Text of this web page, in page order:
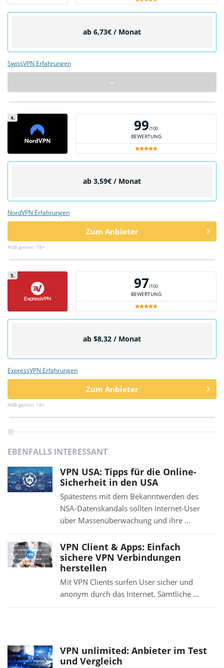
ab 6,73€ / Monat
SwissVPN Erfahrungen
–
4. 99/100
BEWERTUNG
ab 3,59€ / Monat
NordVPN Erfahrungen
Zum Anbieter
AGB gelten, 18+
5. 97/100
BEWERTUNG
ab $8,32 / Monat
ExpressVPN Erfahrungen
Zum Anbieter
AGB gelten, 18+
EBENFALLS INTERESSANT
VPN USA: Tipps für die Online-
Sicherheit in den USA
Spätestens mit dem Bekanntwerden des
NSA-Datenskandals sollten Internet-User
über Massenüberwachung und ihre ...
VPN Client & Apps: Einfach
sichere VPN Verbindungen
herstellen
Mit VPN Clients surfen User sicher und
anonym durch das Internet. Sämtliche ...
VPN unlimited: Anbieter im Test
und Vergleich